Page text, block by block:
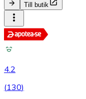
Till butik
4.2
(130)